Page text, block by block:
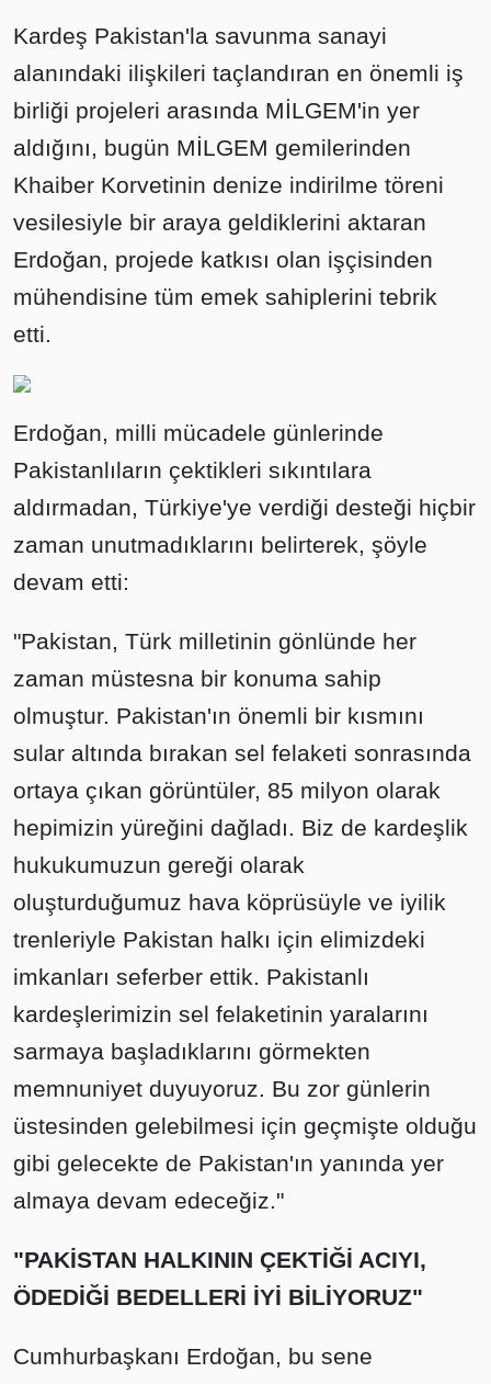
Kardeş Pakistan'la savunma sanayi
alanındaki ilişkileri taçlandıran en önemli iş
birliği projeleri arasında MİLGEM'in yer
aldığını, bugün MİLGEM gemilerinden
Khaiber Korvetinin denize indirilme töreni
vesilesiyle bir araya geldiklerini aktaran
Erdoğan, projede katkısı olan işçisinden
mühendisine tüm emek sahiplerini tebrik
etti.
Erdoğan, milli mücadele günlerinde
Pakistanlıların çektikleri sıkıntılara
aldırmadan, Türkiye'ye verdiği desteği hiçbir
zaman unutmadıklarını belirterek, şöyle
devam etti:
"Pakistan, Türk milletinin gönlünde her
zaman müstesna bir konuma sahip
olmuştur. Pakistan'ın önemli bir kısmını
sular altında bırakan sel felaketi sonrasında
ortaya çıkan görüntüler, 85 milyon olarak
hepimizin yüreğini dağladı. Biz de kardeşlik
hukukumuzun gereği olarak
oluşturduğumuz hava köprüsüyle ve iyilik
trenleriyle Pakistan halkı için elimizdeki
imkanları seferber ettik. Pakistanlı
kardeşlerimizin sel felaketinin yaralarını
sarmaya başladıklarını görmekten
memnuniyet duyuyoruz. Bu zor günlerin
üstesinden gelebilmesi için geçmişte olduğu
gibi gelecekte de Pakistan'ın yanında yer
almaya devam edeceğiz."
"PAKİSTAN HALKININ ÇEKTİĞİ ACIYI,
ÖDEDİĞİ BEDELLERİ İYİ BİLİYORUZ"
Cumhurbaşkanı Erdoğan, bu sene